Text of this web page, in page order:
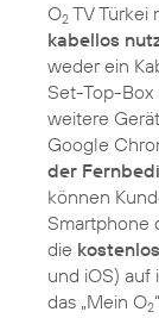
O2 TV Türkei
kabellos
weder ein
Set-Top-Box
weitere
Google
der
können
Smartphone
die
und iOS) auf
das „Mein O2